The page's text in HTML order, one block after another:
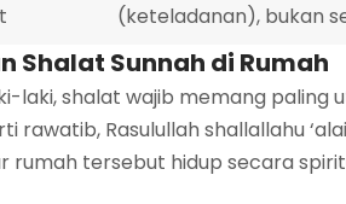
(keteladanan), bukan
Shalat Sunnah di Rumah
laki, shalat wajib memang paling
rawatib, Rasulullah shallallahu
rumah tersebut hidup secara